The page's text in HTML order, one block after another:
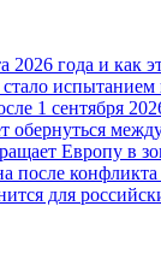
года и как
испытанием
1 сентября
Европу в
конфликта
для